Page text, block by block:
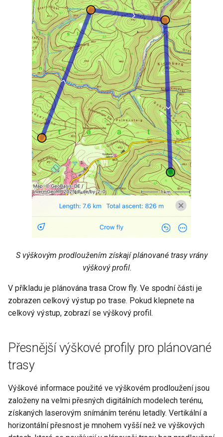
S výškovým prodloužením získají plánované trasy vrány
výškový profil.
V příkladu je plánována trasa Crow fly. Ve spodní části je
zobrazen celkový výstup po trase. Pokud klepnete na
celkový výstup, zobrazí se výškový profil.
Přesnější výškové profily pro plánované
trasy
Výškové informace použité ve výškovém prodloužení jsou
založeny na velmi přesných digitálních modelech terénu,
získaných laserovým snímáním terénu letadly. Vertikální a
horizontální přesnost je mnohem vyšší než ve výškových